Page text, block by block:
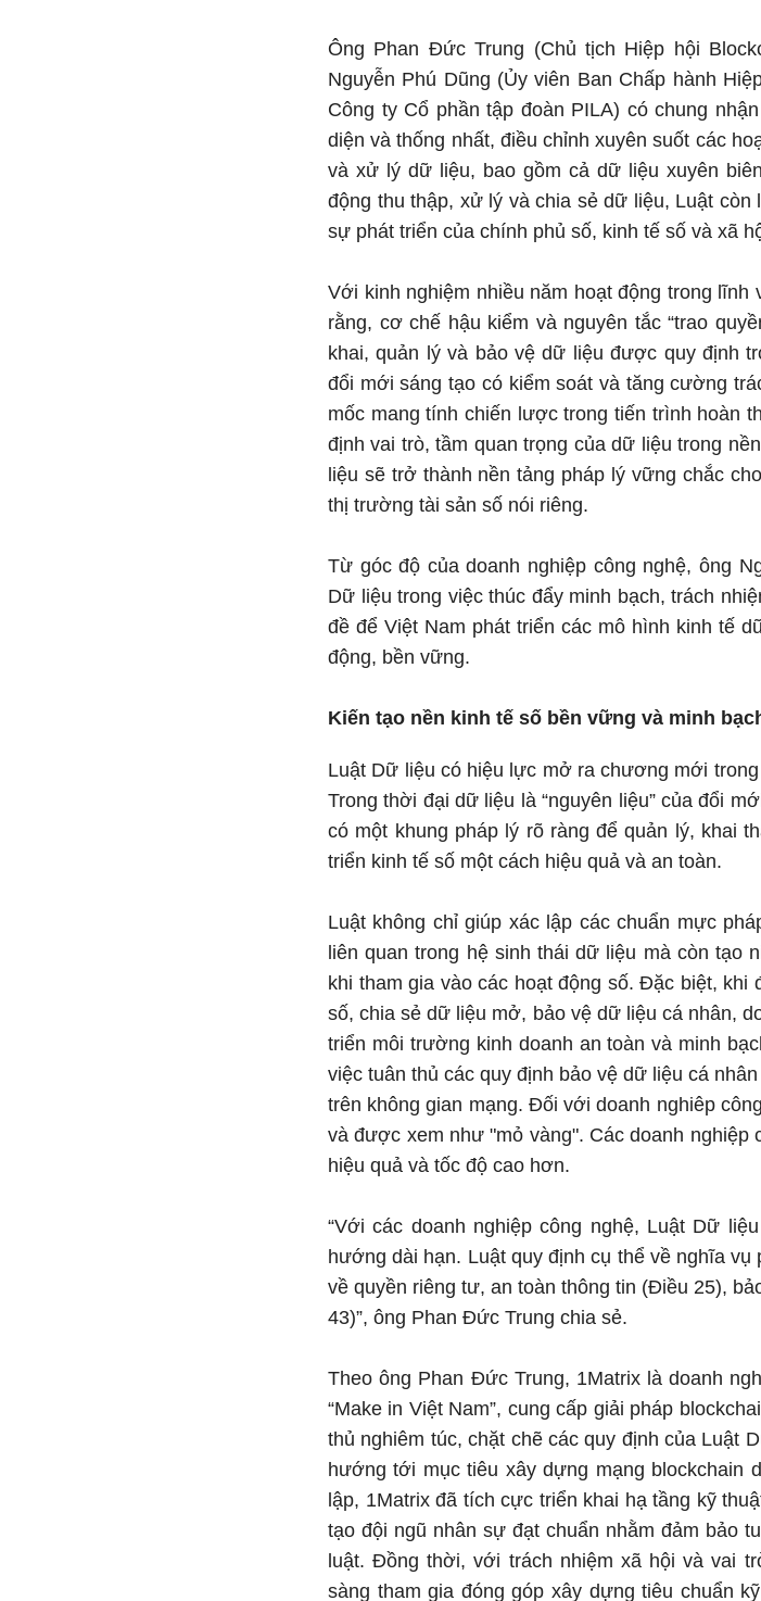
Ông Phan Đức Trung (Chủ tịch Hiệp hội
Nguyễn Phú Dũng (Ủy viên Ban Chấp hành
Công ty Cổ phần tập đoàn PILA) có chung
diện và thống nhất, điều chỉnh xuyên suốt các
và xử lý dữ liệu, bao gồm cả dữ liệu xuyên
động thu thập, xử lý và chia sẻ dữ liệu, Luật
sự phát triển của chính phủ số, kinh tế số và xã
Với kinh nghiệm nhiều năm hoạt động trong
rằng, cơ chế hậu kiểm và nguyên tắc “trao
khai, quản lý và bảo vệ dữ liệu được quy định
đổi mới sáng tạo có kiểm soát và tăng cường
mốc mang tính chiến lược trong tiến trình hoàn
định vai trò, tầm quan trọng của dữ liệu trong
liệu sẽ trở thành nền tảng pháp lý vững chắc
thị trường tài sản số nói riêng.
Từ góc độ của doanh nghiệp công nghệ, ông
Dữ liệu trong việc thúc đẩy minh bạch, trách
đề để Việt Nam phát triển các mô hình kinh tế
động, bền vững.
Kiến tạo nền kinh tế số bền vững và minh
Luật Dữ liệu có hiệu lực mở ra chương mới
Trong thời đại dữ liệu là “nguyên liệu” của đổi
có một khung pháp lý rõ ràng để quản lý, khai
triển kinh tế số một cách hiệu quả và an toàn.
Luật không chỉ giúp xác lập các chuẩn mực
liên quan trong hệ sinh thái dữ liệu mà còn tạo
khi tham gia vào các hoạt động số. Đặc biệt,
số, chia sẻ dữ liệu mở, bảo vệ dữ liệu cá nhân,
triển môi trường kinh doanh an toàn và minh
việc tuân thủ các quy định bảo vệ dữ liệu cá
trên không gian mạng. Đối với doanh nghiêp
và được xem như "mỏ vàng". Các doanh nghiệp
hiệu quả và tốc độ cao hơn.
“Với các doanh nghiệp công nghệ, Luật Dữ
hướng dài hạn. Luật quy định cụ thể về nghĩa
về quyền riêng tư, an toàn thông tin (Điều 25),
43)”, ông Phan Đức Trung chia sẻ.
Theo ông Phan Đức Trung, 1Matrix là doanh
“Make in Việt Nam”, cung cấp giải pháp
thủ nghiêm túc, chặt chẽ các quy định của Luật
hướng tới mục tiêu xây dựng mạng blockchain
lập, 1Matrix đã tích cực triển khai hạ tầng kỹ
tạo đội ngũ nhân sự đạt chuẩn nhằm đảm bảo
luật. Đồng thời, với trách nhiệm xã hội và vai
sàng tham gia đóng góp xây dựng tiêu chuẩn